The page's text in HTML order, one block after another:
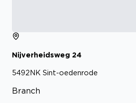
Nijverheidsweg 24
5492NK Sint-oedenrode
Branch